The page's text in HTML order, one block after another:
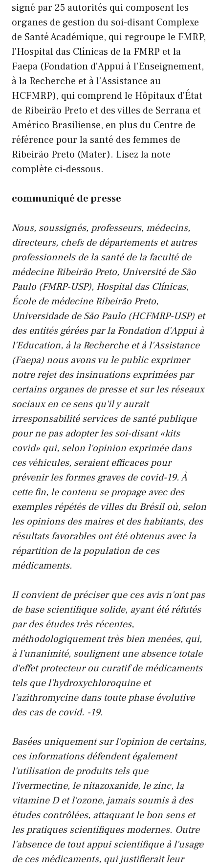
signé par 25 autorités qui composent les
organes de gestion du soi-disant Complexe
de Santé Académique, qui regroupe le FMRP,
l'Hospital das Clínicas de la FMRP et la
Faepa (Fondation d'Appui à l'Enseignement,
à la Recherche et à l'Assistance au
HCFMRP), qui comprend le Hôpitaux d'État
de Ribeirão Preto et des villes de Serrana et
Américo Brasiliense, en plus du Centre de
référence pour la santé des femmes de
Ribeirão Preto (Mater). Lisez la note
complète ci-dessous.
communiqué de presse
Nous, soussignés, professeurs, médecins,
directeurs, chefs de départements et autres
professionnels de la santé de la faculté de
médecine Ribeirão Preto, Université de São
Paulo (FMRP-USP), Hospital das Clínicas,
École de médecine Ribeirão Preto,
Universidade de São Paulo (HCFMRP-USP) et
des entités gérées par la Fondation d'Appui à
l'Education, à la Recherche et à l'Assistance
(Faepa) nous avons vu le public exprimer
notre rejet des insinuations exprimées par
certains organes de presse et sur les réseaux
sociaux en ce sens qu'il y aurait
irresponsabilité services de santé publique
pour ne pas adopter les soi-disant «kits
covid» qui, selon l'opinion exprimée dans
ces véhicules, seraient efficaces pour
prévenir les formes graves de covid-19. À
cette fin, le contenu se propage avec des
exemples répétés de villes du Brésil où, selon
les opinions des maires et des habitants, des
résultats favorables ont été obtenus avec la
répartition de la population de ces
médicaments.
Il convient de préciser que ces avis n'ont pas
de base scientifique solide, ayant été réfutés
par des études très récentes,
méthodologiquement très bien menées, qui,
à l'unanimité, soulignent une absence totale
d'effet protecteur ou curatif de médicaments
tels que l'hydroxychloroquine et
l'azithromycine dans toute phase évolutive
des cas de covid. -19.
Basées uniquement sur l'opinion de certains,
ces informations défendent également
l'utilisation de produits tels que
l'ivermectine, le nitazoxanide, le zinc, la
vitamine D et l'ozone, jamais soumis à des
études contrôlées, attaquant le bon sens et
les pratiques scientifiques modernes. Outre
l'absence de tout appui scientifique à l'usage
de ces médicaments, qui justifierait leur